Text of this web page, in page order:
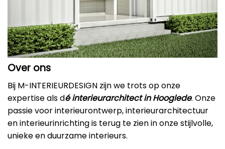
Over ons
Bij M-INTERIEURDESIGN zijn we trots op onze
expertise als dé interieurarchitect in Hooglede. Onze
passie voor interieurontwerp, interieurarchitectuur
en interieurinrichting is terug te zien in onze stijlvolle,
unieke en duurzame interieurs.